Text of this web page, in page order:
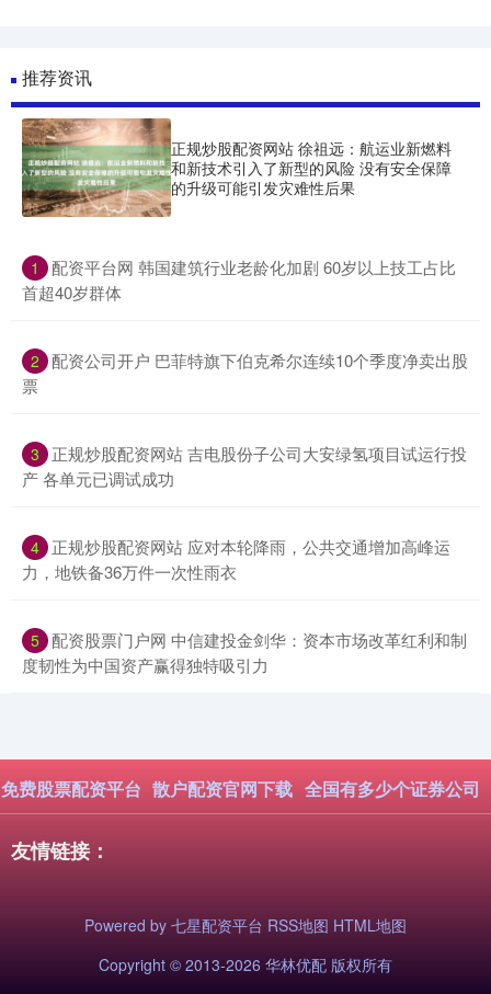
推荐资讯
正规炒股配资网站 徐祖远：航运业新燃料
和新技术引入了新型的风险 没有安全保障
的升级可能引发灾难性后果
1
​配资平台网 韩国建筑行业老龄化加剧 60岁以上技工占比
首超40岁群体
2 ​配资公司开户 巴菲特旗下伯克希尔连续10个季度净卖出股
票
3
​正规炒股配资网站 吉电股份子公司大安绿氢项目试运行投
产 各单元已调试成功
4 ​正规炒股配资网站 应对本轮降雨，公共交通增加高峰运
力，地铁备36万件一次性雨衣
5 ​配资股票门户网 中信建投金剑华：资本市场改革红利和制
度韧性为中国资产赢得独特吸引力
免费股票配资平台 散户配资官网下载 全国有多少个证券公司
友情链接：
Powered by 七星配资平台 RSS地图 HTML地图
Copyright © 2013-2026 华林优配 版权所有